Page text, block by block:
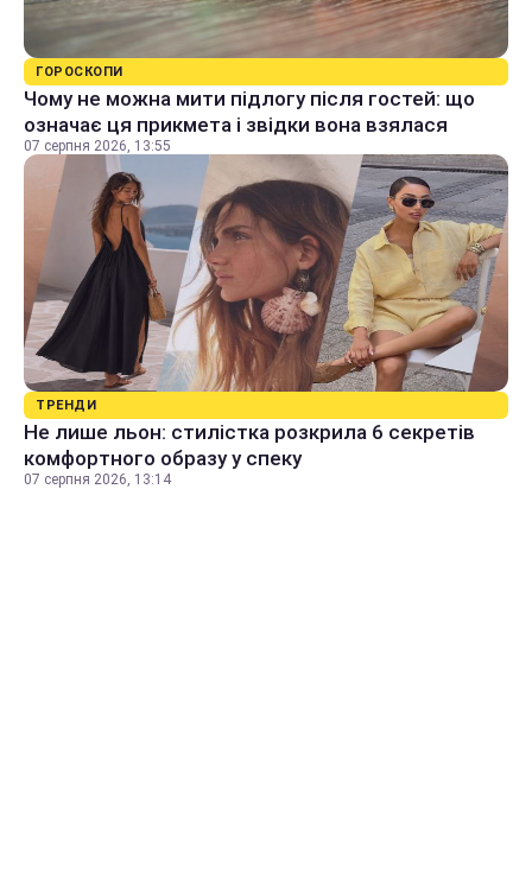
ГОРОСКОПИ
Чому не можна мити підлогу після гостей: що
означає ця прикмета і звідки вона взялася
07 серпня 2026, 13:55
ТРЕНДИ
Не лише льон: стилістка розкрила 6 секретів
комфортного образу у спеку
07 серпня 2026, 13:14